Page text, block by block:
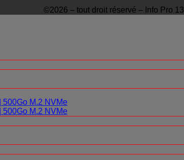
©2026 – tout droit réservé – Info Pro 13
500Go M.2 NVMe
500Go M.2 NVMe